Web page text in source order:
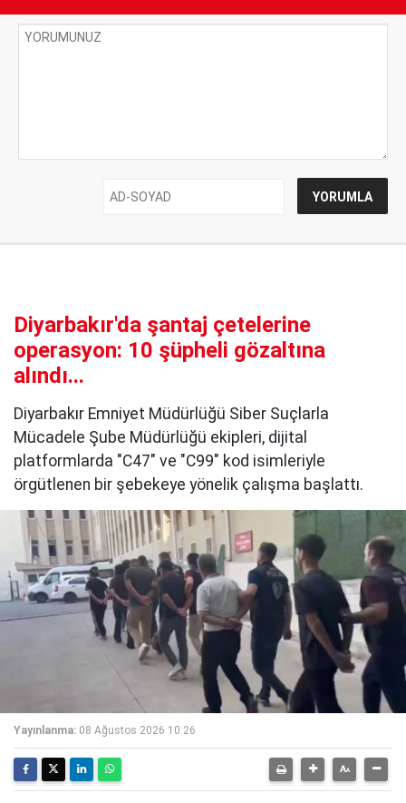
Diyarbakır'da şantaj çetelerine
operasyon: 10 şüpheli gözaltına
alındı...
Diyarbakır Emniyet Müdürlüğü Siber Suçlarla
Mücadele Şube Müdürlüğü ekipleri, dijital
platformlarda "C47" ve "C99" kod isimleriyle
örgütlenen bir şebekeye yönelik çalışma başlattı.
Yayınlanma: 08 Ağustos 2026 10:26